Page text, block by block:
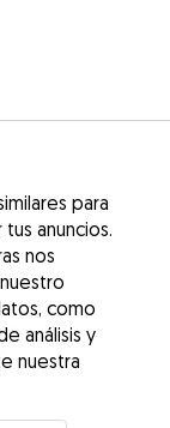
para
anuncios.
nos
como
análisis y
nuestra